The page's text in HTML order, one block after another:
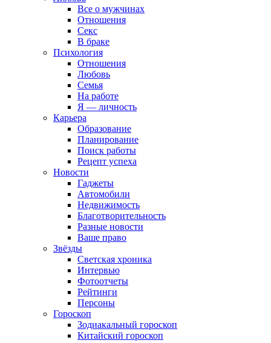
Все о мужчинах
Отношения
Секс
В браке
Психология
Отношения
Любовь
Семья
На работе
Я — личность
Карьера
Образование
Планирование
Поиск работы
Рецепт успеха
Новости
Гаджеты
Автомобили
Недвижимость
Благотворительность
Разные новости
Ваше право
Звёзды
Светская хроника
Интервью
Фотоотчеты
Рейтинги
Персоны
Гороскоп
Зодиакальный гороскоп
Китайский гороскоп